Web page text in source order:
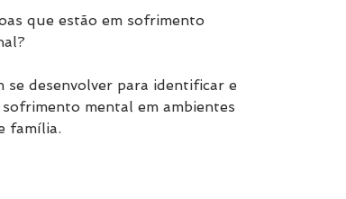
que estão em sofrimento
se desenvolver para identificar e
mental em ambientes